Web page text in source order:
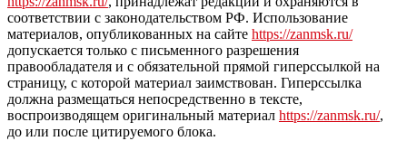
соответствии с законодательством РФ. Использование
материалов, опубликованных на сайте https://zanmsk.ru/
допускается только с письменного разрешения
правообладателя и с обязательной прямой гиперссылкой на
страницу, с которой материал заимствован. Гиперссылка
должна размещаться непосредственно в тексте,
воспроизводящем оригинальный материал https://zanmsk.ru/,
до или после цитируемого блока.